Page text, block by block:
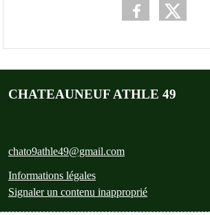
CHATEAUNEUF ATHLE 49
chato9athle49@gmail.com
Informations légales
Signaler un contenu inapproprié